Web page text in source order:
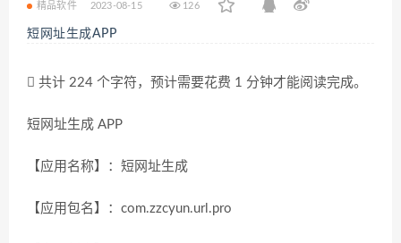
精品软件 2023-08-15 126
短网址生成APP
共计 224 个字符，预计需要花费 1 分钟才能阅读完成。
短网址生成 APP
【应用名称】：短网址生成
【应用包名】：com.zzcyun.url.pro